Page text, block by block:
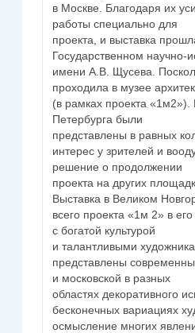
в Москве. Благодаря их
работы специально для
проекта, и выставка
Государственном научно-
имени А.В. Щусева.
проходила в музее
(в рамках проекта
Петербурга были
представлены в равных
интерес у зрителей и
решение о продолжении
проекта на других
Выставка в Великом
всего проекта «1м 2» в
с богатой культурой
и талантливыми
представлены
и московской в разных
областях декоративного
бесконечных вариациях
осмысление многих